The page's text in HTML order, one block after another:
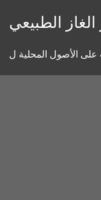
الطبيعي
الأصول المحلية ل